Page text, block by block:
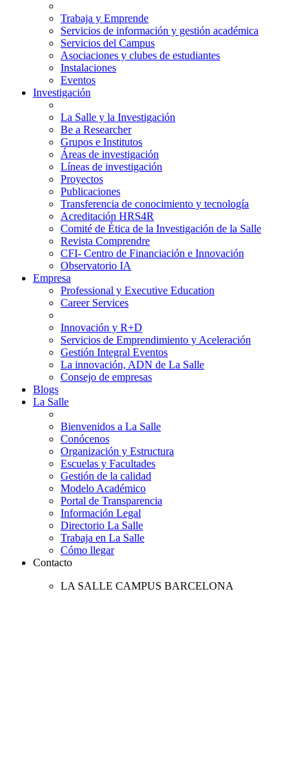
Trabaja y Emprende
Servicios de información y gestión académica
Servicios del Campus
Asociaciones y clubes de estudiantes
Instalaciones
Eventos
Investigación
La Salle y la Investigación
Be a Researcher
Grupos e Institutos
Áreas de investigación
Líneas de investigación
Proyectos
Publicaciones
Transferencia de conocimiento y tecnología
Acreditación HRS4R
Comité de Ética de la Investigación de la Salle
Revista Comprendre
CFI- Centro de Financiación e Innovación
Observatorio IA
Empresa
Professional y Executive Education
Career Services
Innovación y R+D
Servicios de Emprendimiento y Aceleración
Gestión Integral Eventos
La innovación, ADN de La Salle
Consejo de empresas
Blogs
La Salle
Bienvenidos a La Salle
Conócenos
Organización y Estructura
Escuelas y Facultades
Gestión de la calidad
Modelo Académico
Portal de Transparencia
Información Legal
Directorio La Salle
Trabaja en La Salle
Cómo llegar
Contacto
LA SALLE CAMPUS BARCELONA